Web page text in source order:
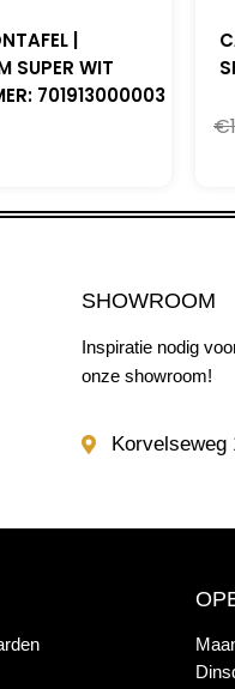
|
SUPER WIT
701913000003
€
SHOWROOM
Inspiratie nodig
onze showroom!
Korvelseweg